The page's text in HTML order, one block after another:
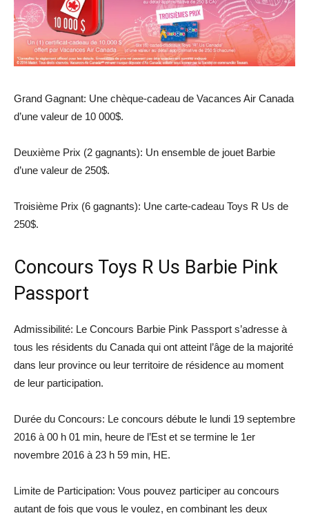
Grand Gagnant: Une chèque-cadeau de Vacances Air Canada
d’une valeur de 10 000$.
Deuxième Prix (2 gagnants): Un ensemble de jouet Barbie
d’une valeur de 250$.
Troisième Prix (6 gagnants): Une carte-cadeau Toys R Us de
250$.
Concours Toys R Us Barbie Pink
Passport
Admissibilité: Le Concours Barbie Pink Passport s’adresse à
tous les résidents du Canada qui ont atteint l’âge de la majorité
dans leur province ou leur territoire de résidence au moment
de leur participation.
Durée du Concours: Le concours débute le lundi 19 septembre
2016 à 00 h 01 min, heure de l’Est et se termine le 1er
novembre 2016 à 23 h 59 min, HE.
Limite de Participation: Vous pouvez participer au concours
autant de fois que vous le voulez, en combinant les deux